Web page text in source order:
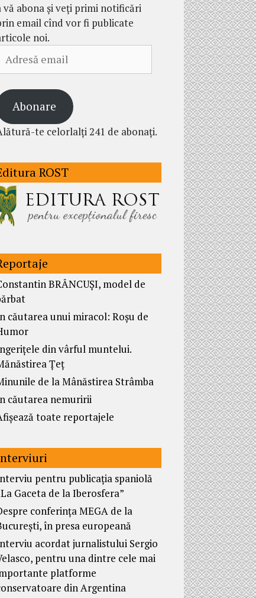
vă abona și veți primi notificări
email cînd vor fi publicate
noi.
email
Abonare
te celorlalți 241 de abonați.
ROST
BRÂNCUȘI, model de
căutarea unui miracol: Roșu de
din vârful muntelui.
Țeț
de la Mânăstirea Strâmba
căutarea nemuririi
toate reportajele
pentru publicația spaniolă
Gaceta de la Iberosfera”
conferința MEGA de la
în presa europeană
acordat jurnalistului Sergio
pentru una dintre cele mai
platforme
din Argentina